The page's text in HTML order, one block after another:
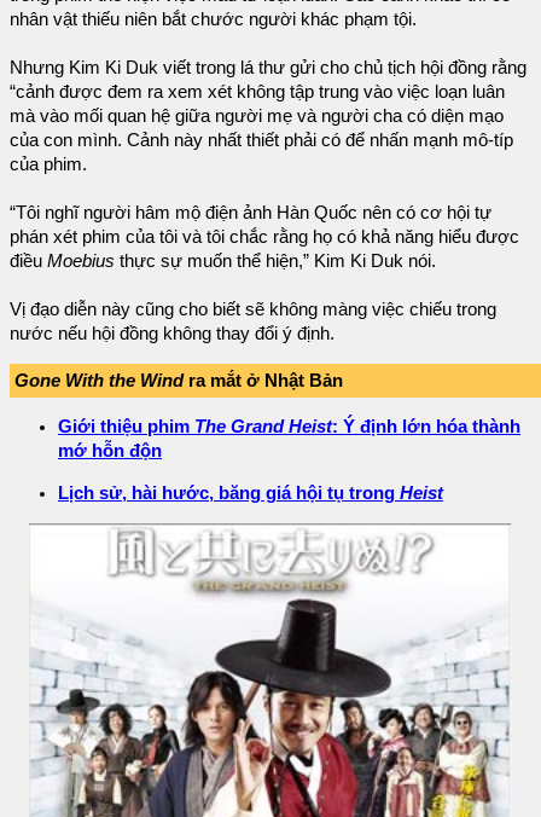
nhân vật thiếu niên bắt chước người khác phạm tội.
Nhưng Kim Ki Duk viết trong lá thư gửi cho chủ tịch hội đồng rằng
“cảnh được đem ra xem xét không tập trung vào việc loạn luân
mà vào mối quan hệ giữa người mẹ và người cha có diện mạo
của con mình. Cảnh này nhất thiết phải có để nhấn mạnh mô-típ
của phim.
“Tôi nghĩ người hâm mộ điện ảnh Hàn Quốc nên có cơ hội tự
phán xét phim của tôi và tôi chắc rằng họ có khả năng hiểu được
điều Moebius thực sự muốn thể hiện,” Kim Ki Duk nói.
Vị đạo diễn này cũng cho biết sẽ không màng việc chiếu trong
nước nếu hội đồng không thay đổi ý định.
Gone With the Wind ra mắt ở Nhật Bản
Giới thiệu phim The Grand Heist: Ý định lớn hóa thành
mớ hỗn độn
Lịch sử, hài hước, băng giá hội tụ trong Heist